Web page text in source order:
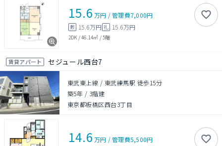
15.6 万円 /管理費7,000円
敷 15.6万円 礼 15.6万円
2DK /46.14㎡ /5階
賃貸アパート セジュール西台7
東武東上線 / 東武練馬駅 徒歩15分
築5年 / 3階建
東京都板橋区西台3丁目
14.6 万円 /管理費5,500円